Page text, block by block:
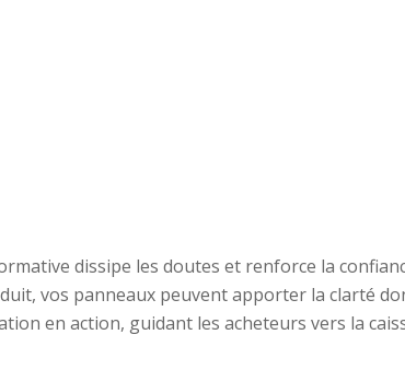
dissipe les doutes et renforce la
vos panneaux peuvent apporter la clarté
en action, guidant les acheteurs vers la